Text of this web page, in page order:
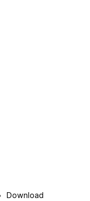
Download